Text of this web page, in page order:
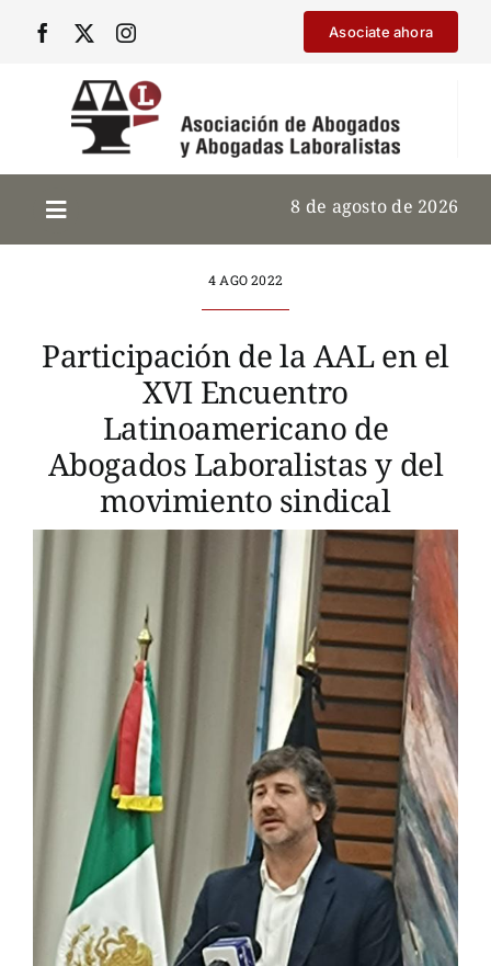
Asociate ahora
8 de agosto de 2026
4 AGO 2022
Participación de la AAL en el
XVI Encuentro
Latinoamericano de
Abogados Laboralistas y del
movimiento sindical